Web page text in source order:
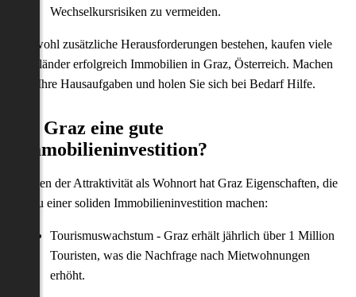
Wechselkursrisiken zu vermeiden.
Obwohl zusätzliche Herausforderungen bestehen, kaufen viele
Ausländer erfolgreich Immobilien in Graz, Österreich. Machen
Sie Ihre Hausaufgaben und holen Sie sich bei Bedarf Hilfe.
Ist Graz eine gute
Immobilieninvestition?
Neben der Attraktivität als Wohnort hat Graz Eigenschaften, die
es zu einer soliden Immobilieninvestition machen:
Tourismuswachstum - Graz erhält jährlich über 1 Million
Touristen, was die Nachfrage nach Mietwohnungen
erhöht.